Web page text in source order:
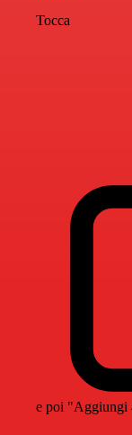
Tocca
e poi "Aggiungi